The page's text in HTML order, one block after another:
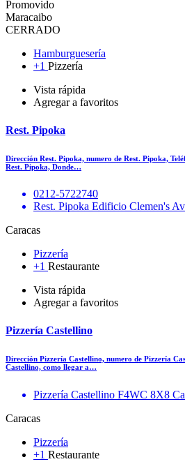
Promovido
Maracaibo
CERRADO
Hamburguesería
+1 Pizzería
Vista rápida
Agregar a favoritos
Rest. Pipoka
Dirección Rest. Pipoka, numero de Rest. Pipoka,
Rest. Pipoka, Donde…
0212-5722740
Rest. Pipoka Edificio Clemen's
Caracas
Pizzería
+1 Restaurante
Vista rápida
Agregar a favoritos
Pizzería Castellino
Dirección Pizzería Castellino, numero de Pizzería
Castellino, como llegar a…
Pizzería Castellino F4WC 8X8
Caracas
Pizzería
+1 Restaurante